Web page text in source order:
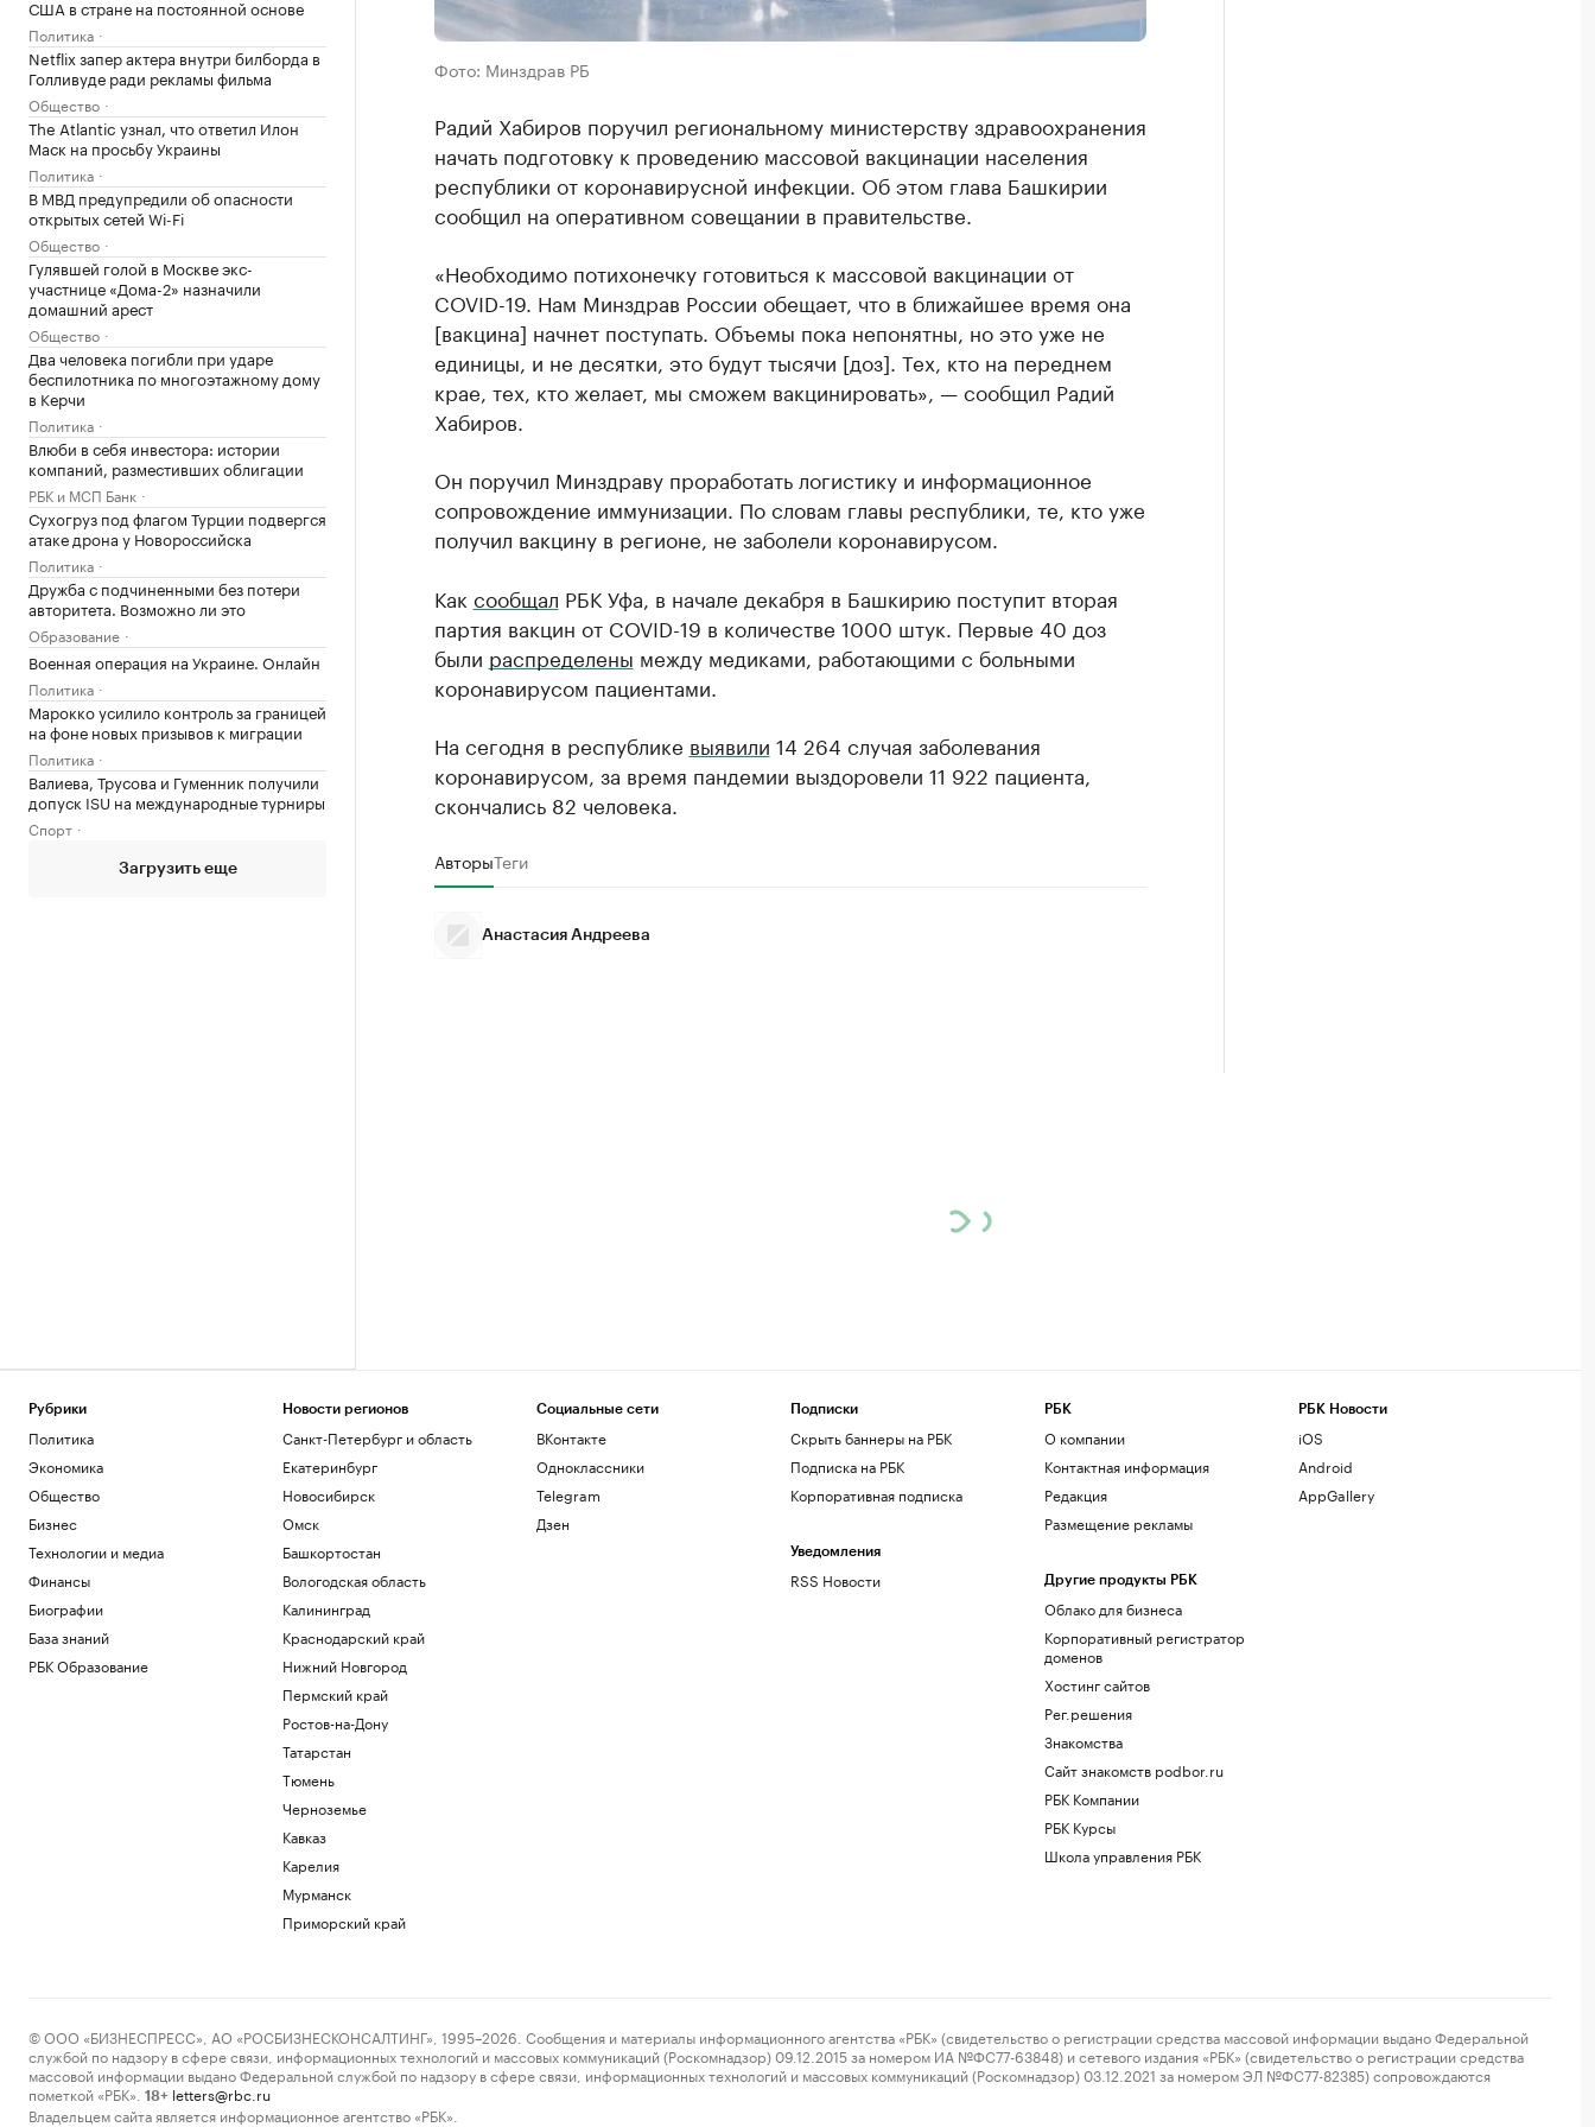
США в стране на постоянной основе
Политика
Netflix запер актера внутри билборда в
Голливуде ради рекламы фильма
Общество
The Atlantic узнал, что ответил Илон
Маск на просьбу Украины
Политика
В МВД предупредили об опасности
открытых сетей Wi-Fi
Общество
Гулявшей голой в Москве экс-
участнице «Дома-2» назначили
домашний арест
Общество
Два человека погибли при ударе
беспилотника по многоэтажному дому
в Керчи
Политика
Влюби в себя инвестора: истории
компаний, разместивших облигации
РБК и МСП Банк
Сухогруз под флагом Турции подвергся
атаке дрона у Новороссийска
Политика
Дружба с подчиненными без потери
авторитета. Возможно ли это
Образование
Военная операция на Украине. Онлайн
Политика
Марокко усилило контроль за границей
на фоне новых призывов к миграции
Политика
Валиева, Трусова и Гуменник получили
допуск ISU на международные турниры
Спорт
Загрузить еще
Фото: Минздрав РБ
Радий Хабиров поручил региональному министерству здравоохранения
начать подготовку к проведению массовой вакцинации населения
республики от коронавирусной инфекции. Об этом глава Башкирии
сообщил на оперативном совещании в правительстве.
«Необходимо потихонечку готовиться к массовой вакцинации от
COVID-19. Нам Минздрав России обещает, что в ближайшее время она
[вакцина] начнет поступать. Объемы пока непонятны, но это уже не
единицы, и не десятки, это будут тысячи [доз]. Тех, кто на переднем
крае, тех, кто желает, мы сможем вакцинировать», — сообщил Радий
Хабиров.
Он поручил Минздраву проработать логистику и информационное
сопровождение иммунизации. По словам главы республики, те, кто уже
получил вакцину в регионе, не заболели коронавирусом.
Как сообщал РБК Уфа, в начале декабря в Башкирию поступит вторая
партия вакцин от COVID-19 в количестве 1000 штук. Первые 40 доз
были распределены между медиками, работающими с больными
коронавирусом пациентами.
На сегодня в республике выявили 14 264 случая заболевания
коронавирусом, за время пандемии выздоровели 11 922 пациента,
скончались 82 человека.
АвторыТеги
Анастасия Андреева
Рубрики
Политика
Экономика
Общество
Бизнес
Технологии и медиа
Финансы
Биографии
База знаний
РБК Образование
Новости регионов
Санкт-Петербург и область
Екатеринбург
Новосибирск
Омск
Башкортостан
Вологодская область
Калининград
Краснодарский край
Нижний Новгород
Пермский край
Ростов-на-Дону
Татарстан
Тюмень
Черноземье
Кавказ
Карелия
Мурманск
Приморский край
Социальные сети
ВКонтакте
Одноклассники
Telegram
Дзен
Подписки
Скрыть баннеры на РБК
Подписка на РБК
Корпоративная подписка
Уведомления
RSS Новости
РБК
О компании
Контактная информация
Редакция
Размещение рекламы
Другие продукты РБК
Облако для бизнеса
Корпоративный регистратор
доменов
Хостинг сайтов
Рег.решения
Знакомства
Сайт знакомств podbor.ru
РБК Компании
РБК Курсы
Школа управления РБК
РБК Новости
iOS
Android
AppGallery
© ООО «БИЗНЕСПРЕСС», АО «РОСБИЗНЕСКОНСАЛТИНГ», 1995–2026. Сообщения и материалы информационного агентства «РБК» (свидетельство о регистрации средства массовой информации выдано Федеральной
службой по надзору в сфере связи, информационных технологий и массовых коммуникаций (Роскомнадзор) 09.12.2015 за номером ИА №ФС77-63848) и сетевого издания «РБК» (свидетельство о регистрации средства
массовой информации выдано Федеральной службой по надзору в сфере связи, информационных технологий и массовых коммуникаций (Роскомнадзор) 03.12.2021 за номером ЭЛ №ФС77-82385) сопровождаются
пометкой «РБК».
18+ letters@rbc.ru
Владельцем сайта является информационное агентство «РБК».